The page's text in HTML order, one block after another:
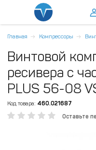
Главная Компрессоры
Винтовой
ресивера с
PLUS 56-08
Код товара: 460.021687
Оставьте